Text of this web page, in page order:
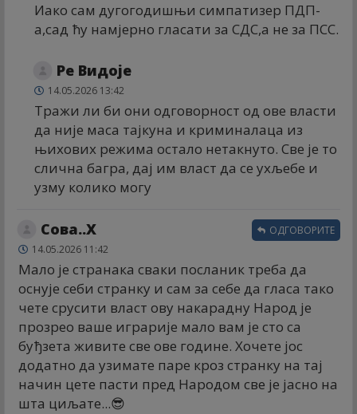
Иако сам дугогодишњи симпатизер ПДП-
а,сад ћу намјерно гласати за СДС,а не за ПСС.
Ре Видоје
14.05.2026 13:42
Тражи ли би они одговорност од ове власти
да није маса тајкуна и криминалаца из
њихових режима остало нетакнуто. Све је то
слична багра, дај им власт да се ухљебе и
узму колико могу
Сова..X
14.05.2026 11:42
Мало је странака сваки посланик треба да
оснује себи странку и сам за себе да гласа тако
чете срусити власт ову накарадну Народ је
прозрео ваше играрије мало вам је сто са
буђзета живите све ове године. Хочете јос
додатно да узимате паре кроз странку на тај
начин цете пасти пред Народом све је јасно на
шта циљате...😎
ОДГОВОРИТЕ